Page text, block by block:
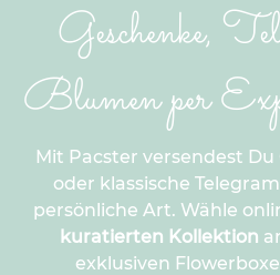
das Paar zu decken.
Geschenke,
Blumen per
Mit Pacster versendest
oder klassische
persönliche Art. Wähle
kuratierten Kollektion
exklusiven